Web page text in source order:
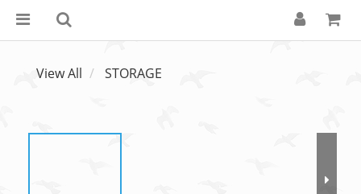
View All STORAGE